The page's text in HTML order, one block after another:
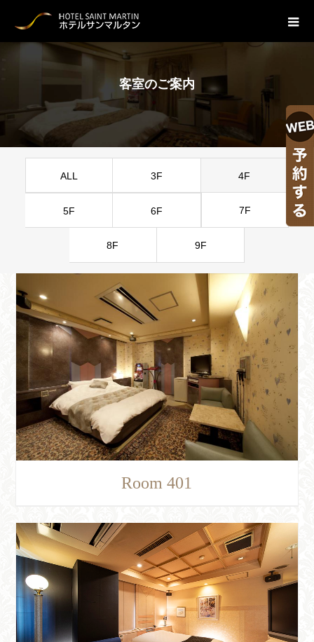
ROOM
客室のご案内
ALL 3F 4F
5F 6F 7F
8F 9F
Room 401